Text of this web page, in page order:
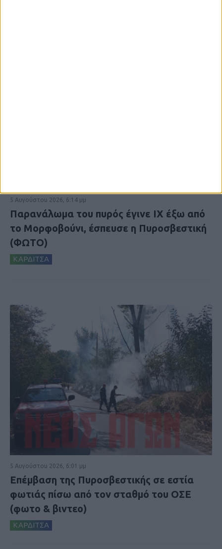
5 Αυγούστου 2026, 6:14 μμ
Παρανάλωμα του πυρός έγινε ΙΧ έξω από
το Μορφοβούνι, έσπευσε η Πυροσβεστική
(ΦΩΤΟ)
ΚΑΡΔΙΤΣΑ
5 Αυγούστου 2026, 6:01 μμ
Επέμβαση της Πυροσβεστικής σε εστία
φωτιάς πίσω από τον σταθμό του ΟΣΕ
(φωτο & βιντεο)
ΚΑΡΔΙΤΣΑ